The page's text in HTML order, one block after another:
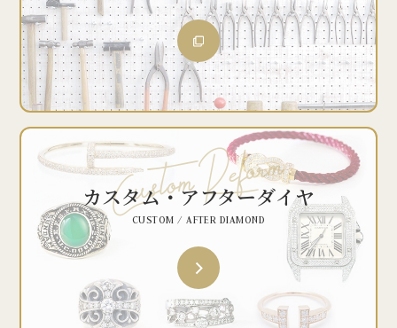
カスタム・アフターダイヤ
CUSTOM / AFTER DIAMOND